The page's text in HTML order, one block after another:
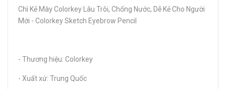
Chì Kẻ Mày Colorkey Lâu Trôi, Chống Nước, Dễ Kẻ Cho Người
Mới - Colorkey Sketch Eyebrow Pencil
- Thương hiệu: Colorkey
- Xuất xứ: Trung Quốc